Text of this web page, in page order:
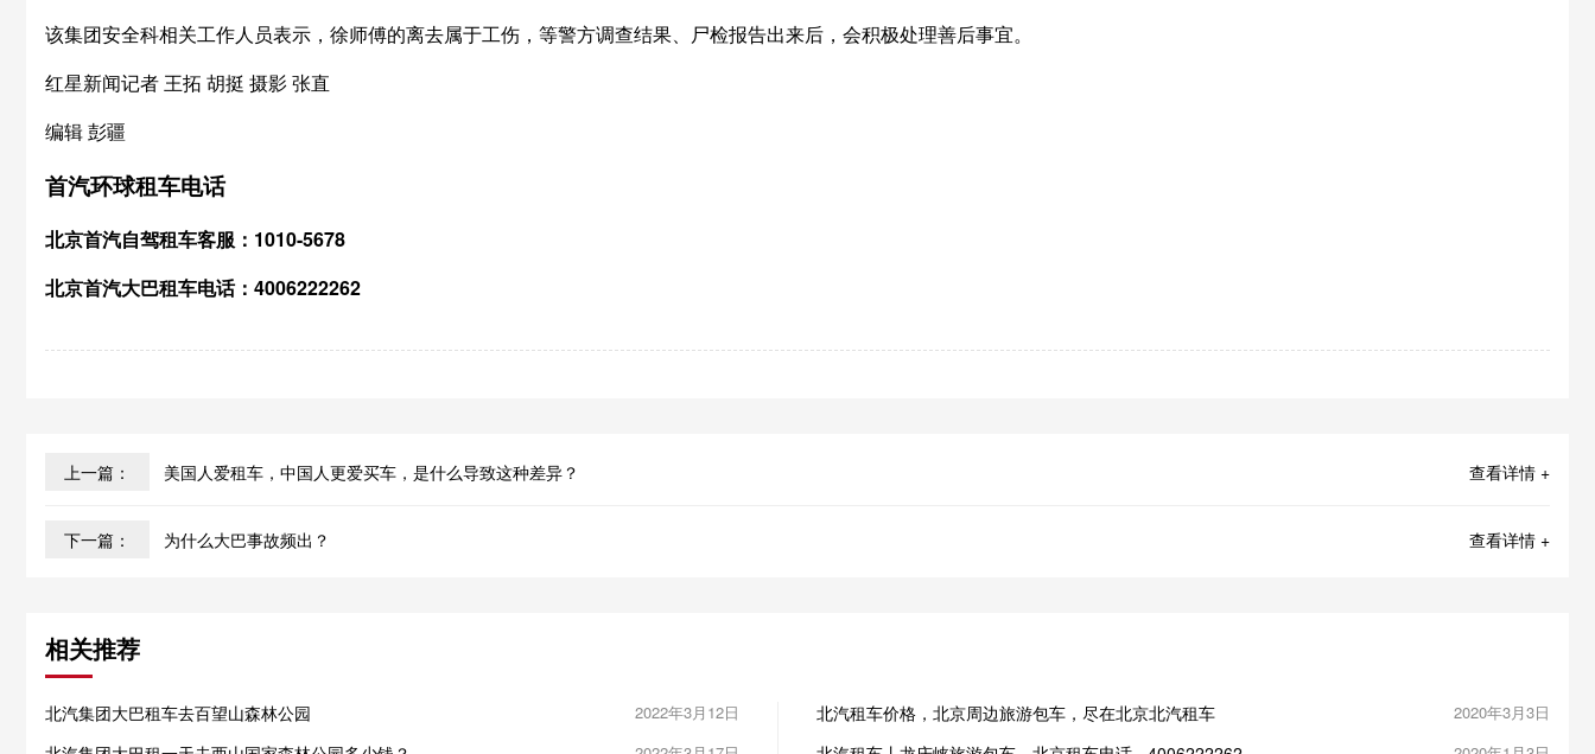
该集团安全科相关工作人员表示，徐师傅的离去属于工伤，等警方调查结果、尸检报告出来后，会积极处理善后事宜。
红星新闻记者 王拓 胡挺 摄影 张直
编辑 彭疆
首汽环球租车电话
北京首汽自驾租车客服：1010-5678
北京首汽大巴租车电话：4006222262
上一篇： 查看详情 +
美国人爱租车，中国人更爱买车，是什么导致这种差异？
下一篇： 查看详情 +
为什么大巴事故频出？
相关推荐
北汽集团大巴租车去百望山森林公园 2022年3月12日 北汽租车价格，北京周边旅游包车，尽在北京北汽租车 2020年3月3日